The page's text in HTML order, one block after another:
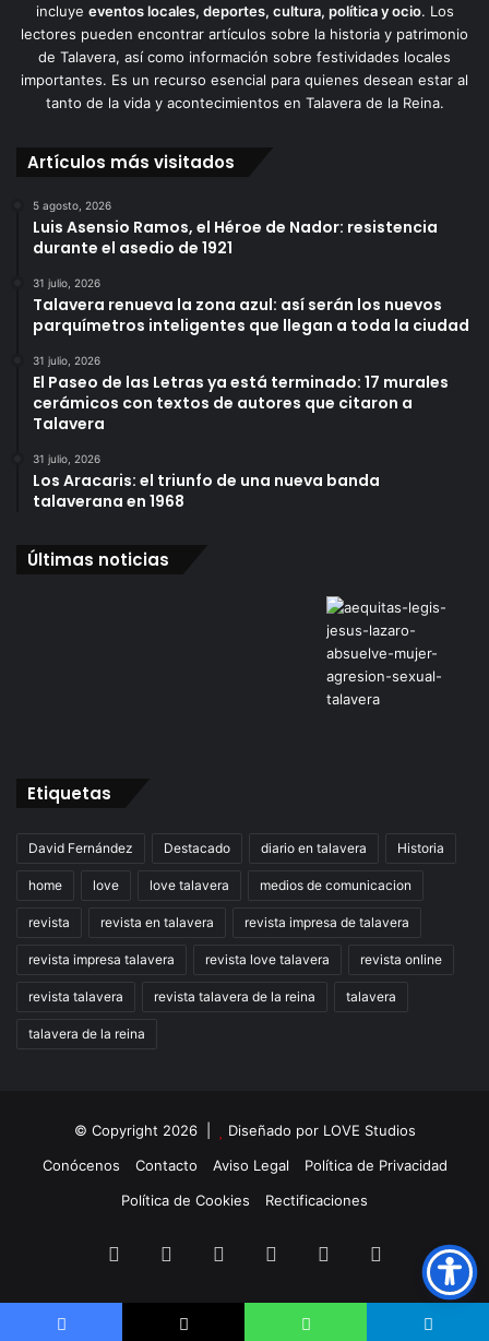
incluye eventos locales, deportes, cultura, política y ocio. Los
lectores pueden encontrar artículos sobre la historia y patrimonio
de Talavera, así como información sobre festividades locales
importantes. Es un recurso esencial para quienes desean estar al
tanto de la vida y acontecimientos en Talavera de la Reina.
Artículos más visitados
5 agosto, 2026
Luis Asensio Ramos, el Héroe de Nador: resistencia
durante el asedio de 1921
31 julio, 2026
Talavera renueva la zona azul: así serán los nuevos
parquímetros inteligentes que llegan a toda la ciudad
31 julio, 2026
El Paseo de las Letras ya está terminado: 17 murales
cerámicos con textos de autores que citaron a
Talavera
31 julio, 2026
Los Aracaris: el triunfo de una nueva banda
talaverana en 1968
Últimas noticias
Etiquetas
David Fernández Destacado diario en talavera Historia
home love love talavera medios de comunicacion
revista revista en talavera revista impresa de talavera
revista impresa talavera revista love talavera revista online
revista talavera revista talavera de la reina talavera
talavera de la reina
© Copyright 2026 | Diseñado por LOVE Studios
Conócenos
Contacto Aviso Legal
Política de Privacidad
Política de Cookies
Rectificaciones
Facebook LinkedInInstagramTikTok